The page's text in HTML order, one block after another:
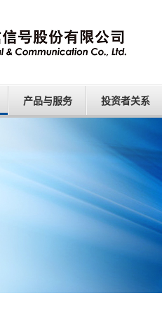
产品与服务 投资者关系